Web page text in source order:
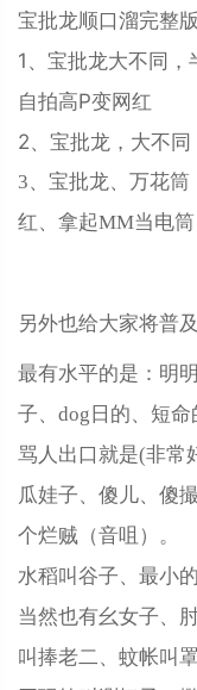
宝批龙顺口溜完整版
1、宝批龙大不同，
自拍高P变网红
2、宝批龙，大不同
3、宝批龙、万花筒
红、拿起MM当电筒
另外也给大家将普
最有水平的是：明
子、dog日的、短
骂人出口就是(非常
瓜娃子、傻儿、傻
个烂贼（音咀）。
水稻叫谷子、最小
当然也有幺女子、
叫捧老二、蚊帐叫